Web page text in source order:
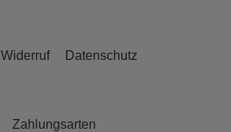
Widerruf Datenschutz
Zahlungsarten